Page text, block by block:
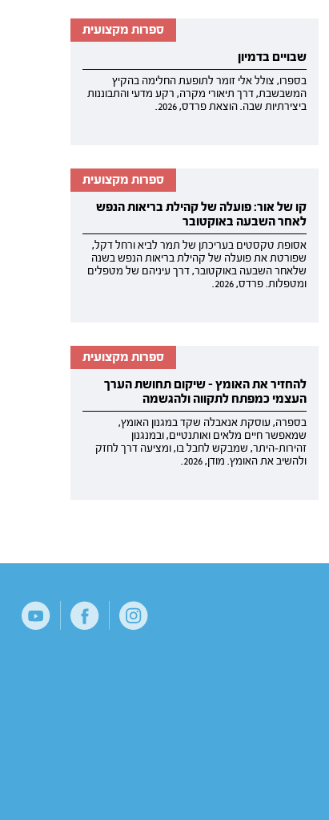
ספרות מקצועית
שבויים בדמיון
בספרו, צולל אלי זומר לתופעת החלימה בהקיץ
המשבשבת, דרך תיאורי מקרה, רקע מדעי והתבוננות
ביצירתיות שבה. הוצאת פרדס, 2026.
ספרות מקצועית
קו של אור: פועלה של קהילת בריאות הנפש
לאחר השבעה באוקטובר
אסופת טקסטים בעריכתן של תמר לביא ורחל דקל,
שפורטת את פועלה של קהילת בריאות הנפש בשנה
שלאחר השבעה באוקטובר, דרך עיניהם של מטפלים
ומטפלות. פרדס, 2026.
ספרות מקצועית
להחזיר את האומץ - שיקום תחושת הערך
העצמי כמפתח לתקווה ולהגשמה
בספרה, עוסקת אנאבלה שקד במגנון האומץ,
שמאפשר חיים מלאים ואותנטיים, ובמנגנון
זהירות-היתר, שמבקש לחבל בו, ומציעה דרך לחזק
ולהשיב את האומץ. מודן, 2026.